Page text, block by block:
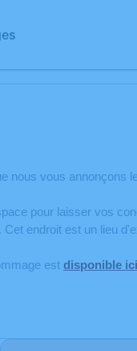
nous vous
pour laisser vos
endroit est un lieu
est disponible ici